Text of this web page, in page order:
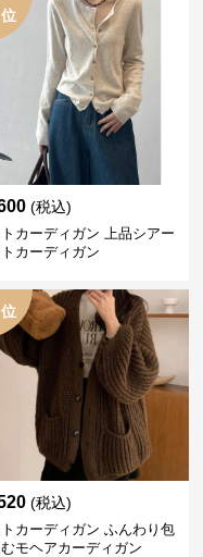
位
(税込)
カーディガン 上品シアー
カーディガン
位
(税込)
カーディガン ふんわり包
モヘアカーディガン